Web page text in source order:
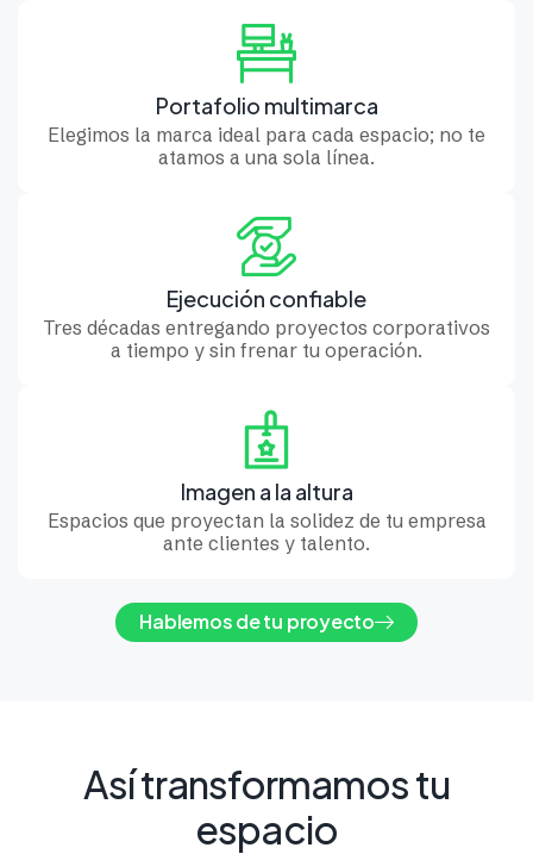
Portafolio multimarca
Elegimos la marca ideal para cada espacio; no te
atamos a una sola línea.
Ejecución confiable
Tres décadas entregando proyectos corporativos
a tiempo y sin frenar tu operación.
Imagen a la altura
Espacios que proyectan la solidez de tu empresa
ante clientes y talento.
Hablemos de tu proyecto
Así transformamos tu
espacio